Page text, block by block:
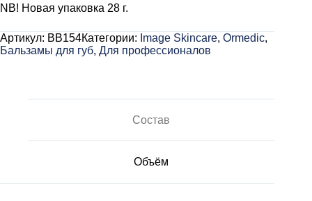
NB! Новая упаковка 28 г.
Артикул: BB154Категории: Image Skincare, Ormedic,
Бальзамы для губ, Для профессионалов
Состав
Объём